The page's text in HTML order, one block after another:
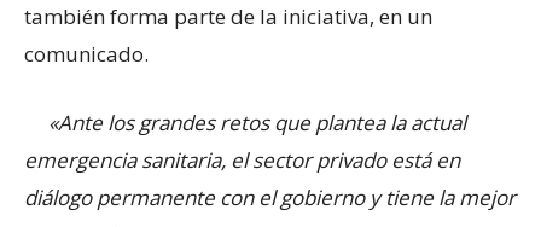
también forma parte de la iniciativa, en un
comunicado.
«Ante los grandes retos que plantea la actual
emergencia sanitaria, el sector privado está en
diálogo permanente con el gobierno y tiene la mejor